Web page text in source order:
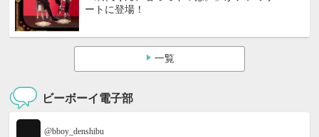
ートに登場！
一覧
ビーボーイ電子部
@bboy_denshibu